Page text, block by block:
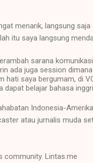
menarik, langsung
itu saya langsung
sarana
ada juga session
hati saya bergumam, di
dapat belajar bahasa
Indonesia-
atau jurnalis muda
community. Lintas.me